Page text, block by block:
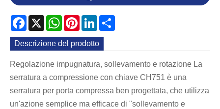
Facebook
X WhatsApp
PinterestLinkedIn
Descrizione del prodotto
Regolazione impugnatura, sollevamento e rotazione La
serratura a compressione con chiave CH751 è una
serratura per porta compressa ben progettata, che utilizza
un'azione semplice ma efficace di "sollevamento e